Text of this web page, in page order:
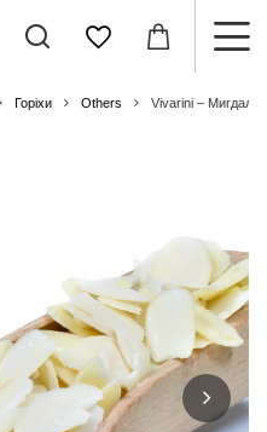
Горіхи Others Vivarini – Мигдаль